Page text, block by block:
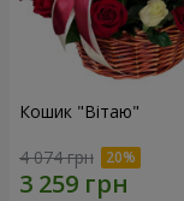
Кошик "Вітаю"
4 074 грн